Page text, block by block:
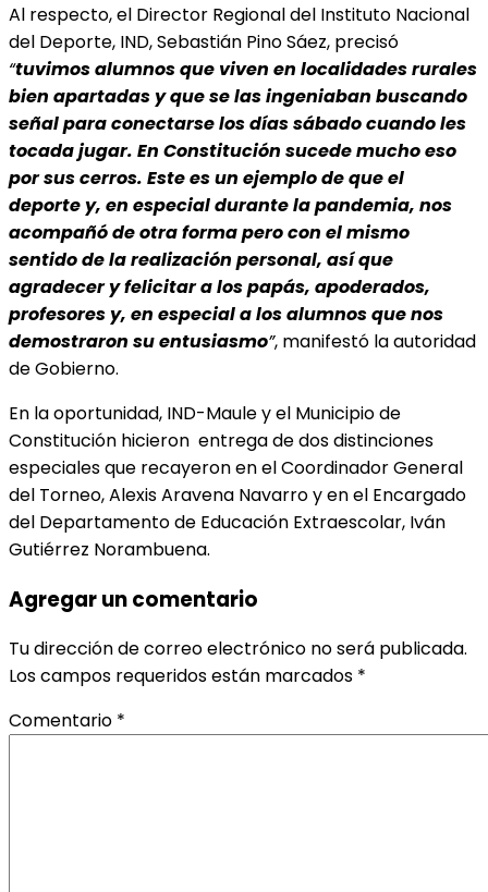
Al respecto, el Director Regional del Instituto Nacional
del Deporte, IND, Sebastián Pino Sáez, precisó
“tuvimos alumnos que viven en localidades rurales
bien apartadas y que se las ingeniaban buscando
señal para conectarse los días sábado cuando les
tocada jugar. En Constitución sucede mucho eso
por sus cerros. Este es un ejemplo de que el
deporte y, en especial durante la pandemia, nos
acompañó de otra forma pero con el mismo
sentido de la realización personal, así que
agradecer y felicitar a los papás, apoderados,
profesores y, en especial a los alumnos que nos
demostraron su entusiasmo”, manifestó la autoridad
de Gobierno.
En la oportunidad, IND-Maule y el Municipio de
Constitución hicieron entrega de dos distinciones
especiales que recayeron en el Coordinador General
del Torneo, Alexis Aravena Navarro y en el Encargado
del Departamento de Educación Extraescolar, Iván
Gutiérrez Norambuena.
Agregar un comentario
Tu dirección de correo electrónico no será publicada.
Los campos requeridos están marcados *
Comentario *